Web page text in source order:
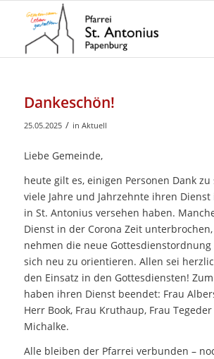
Dankeschön!
25.05.2025 / in Aktuell
Liebe Gemeinde,
heute gilt es, einigen Personen Dank
viele Jahre und Jahrzehnte ihren
in St. Antonius versehen haben.
Dienst in der Corona Zeit
nehmen die neue Gottesdienstordnung
sich neu zu orientieren. Allen sei
den Einsatz in den Gottesdiensten!
haben ihren Dienst beendet: Frau
Herr Book, Frau Kruthaup, Frau
Michalke.
Alle bleiben der Pfarrei verbunden –